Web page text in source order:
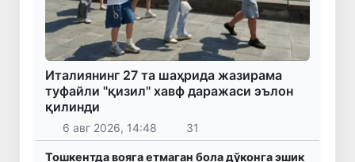
Италиянинг 27 та шаҳрида жазирама
туфайли "қизил" хавф даражаси эълон
қилинди
6 авг 2026, 14:48 31
Тошкентда вояга етмаган бола дўконга эшик